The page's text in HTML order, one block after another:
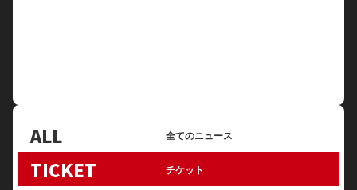
ALL 全てのニュース
TICKET チケット